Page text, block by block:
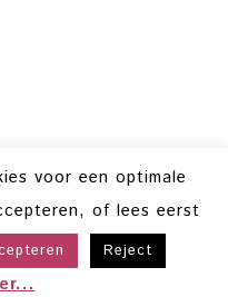
·
HELLO YOU DESIGNS
ONGENESIS FRAMEWORK
LOG IN
voor een optimale
of lees eerst
Reject